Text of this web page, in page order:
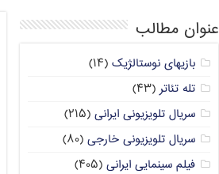
عنوان مطالب
بازیهای نوستالژیک (۱۴)
تله تئاتر(۴۳)
سریال تلویزیونی ایرانی (۲۱۵)
سریال تلویزیونی خارجی (۸۰)
فیلم سینمایی ایرانی (۴۰۵)